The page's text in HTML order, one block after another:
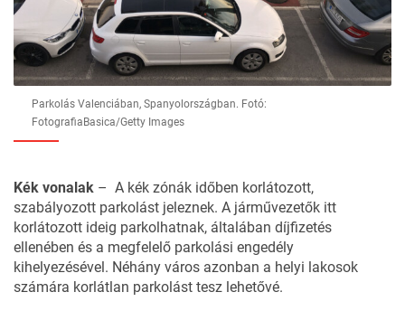
Parkolás Valenciában, Spanyolországban. Fotó:
FotografiaBasica/Getty Images
Kék vonalak – A kék zónák időben korlátozott,
szabályozott parkolást jeleznek. A járművezetők itt
korlátozott ideig parkolhatnak, általában díjfizetés
ellenében és a megfelelő parkolási engedély
kihelyezésével. Néhány város azonban a helyi lakosok
számára korlátlan parkolást tesz lehetővé.